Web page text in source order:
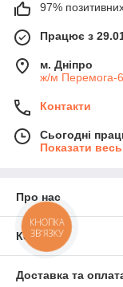
97%
Працює з
м. Дніпро
ж/м Перемога-
Контакти
Сьогодні
Показати
Про нас
Контакти
Доставка та
КНОПКА
ЗВ'ЯЗКУ